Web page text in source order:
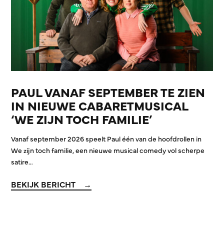
PAUL VANAF SEPTEMBER TE ZIEN
IN NIEUWE CABARETMUSICAL
‘WE ZIJN TOCH FAMILIE’
Vanaf september 2026 speelt Paul één van de hoofdrollen in
We zijn toch familie, een nieuwe musical comedy vol scherpe
satire…
BEKIJK BERICHT